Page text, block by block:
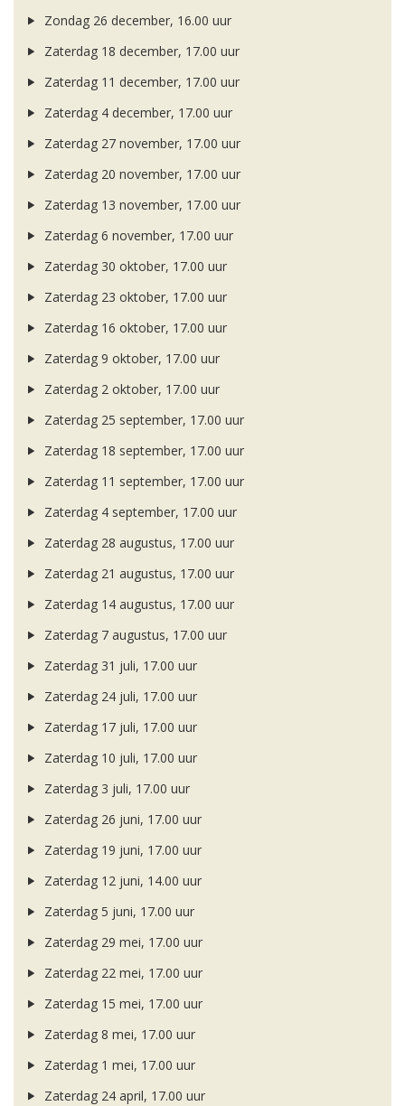
Zondag 26 december, 16.00 uur
Zaterdag 18 december, 17.00 uur
Zaterdag 11 december, 17.00 uur
Zaterdag 4 december, 17.00 uur
Zaterdag 27 november, 17.00 uur
Zaterdag 20 november, 17.00 uur
Zaterdag 13 november, 17.00 uur
Zaterdag 6 november, 17.00 uur
Zaterdag 30 oktober, 17.00 uur
Zaterdag 23 oktober, 17.00 uur
Zaterdag 16 oktober, 17.00 uur
Zaterdag 9 oktober, 17.00 uur
Zaterdag 2 oktober, 17.00 uur
Zaterdag 25 september, 17.00 uur
Zaterdag 18 september, 17.00 uur
Zaterdag 11 september, 17.00 uur
Zaterdag 4 september, 17.00 uur
Zaterdag 28 augustus, 17.00 uur
Zaterdag 21 augustus, 17.00 uur
Zaterdag 14 augustus, 17.00 uur
Zaterdag 7 augustus, 17.00 uur
Zaterdag 31 juli, 17.00 uur
Zaterdag 24 juli, 17.00 uur
Zaterdag 17 juli, 17.00 uur
Zaterdag 10 juli, 17.00 uur
Zaterdag 3 juli, 17.00 uur
Zaterdag 26 juni, 17.00 uur
Zaterdag 19 juni, 17.00 uur
Zaterdag 12 juni, 14.00 uur
Zaterdag 5 juni, 17.00 uur
Zaterdag 29 mei, 17.00 uur
Zaterdag 22 mei, 17.00 uur
Zaterdag 15 mei, 17.00 uur
Zaterdag 8 mei, 17.00 uur
Zaterdag 1 mei, 17.00 uur
Zaterdag 24 april, 17.00 uur